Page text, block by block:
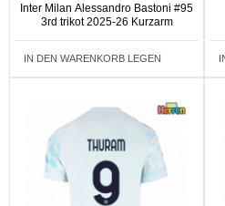
Inter Milan Alessandro Bastoni #95
3rd trikot 2025-26 Kurzarm
IN DEN WARENKORB LEGEN